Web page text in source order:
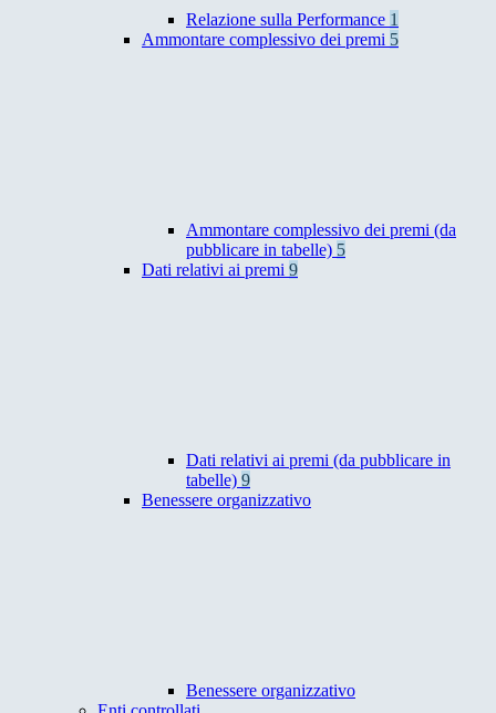
Relazione sulla Performance 1
Ammontare complessivo dei premi 5
Ammontare complessivo dei premi (da
pubblicare in tabelle) 5
Dati relativi ai premi 9
Dati relativi ai premi (da pubblicare in
tabelle) 9
Benessere organizzativo
Benessere organizzativo